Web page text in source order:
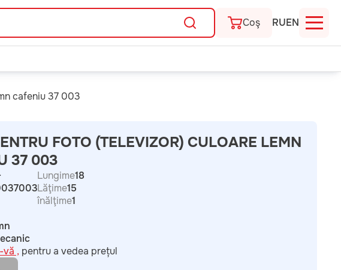
Coş RUEN
cafeniu 37 003
FOTO (TELEVIZOR) CULOARE LEMN
37 003
Lungime18
Lăţime15
înălţime1
, pentru a vedea prețul